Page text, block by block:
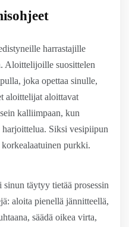
harrastajille
Aloittelijoille suosittelen
joka opettaa sinulle,
aloittelijat aloittavat
kalliimpaan, kun
Siksi vesipiipun
purkki.
täytyy tietää prosessin
aloita pienellä jännitteellä,
säädä oikea virta,